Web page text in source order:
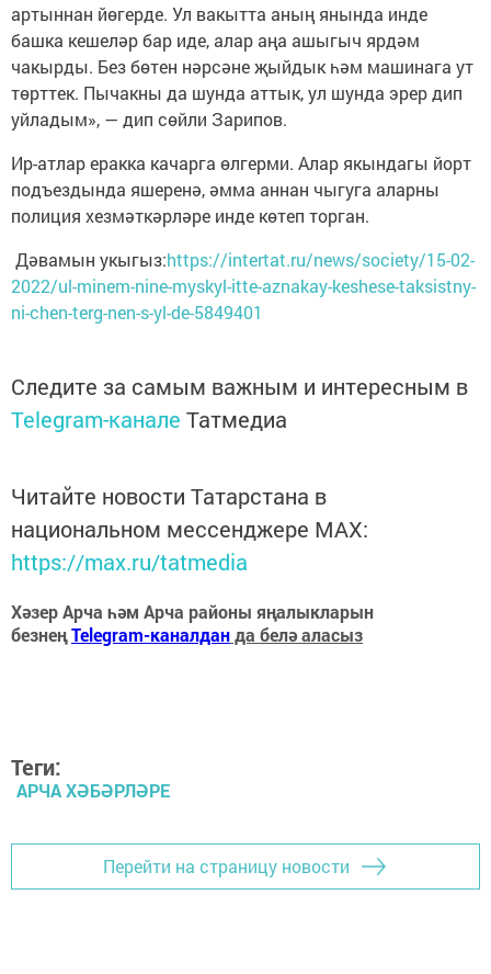
артыннан йөгерде. Ул вакытта аның янында инде
башка кешеләр бар иде, алар аңа ашыгыч ярдәм
чакырды. Без бөтен нәрсәне җыйдык һәм машинага ут
төрттек. Пычакны да шунда аттык, ул шунда эрер дип
уйладым», — дип сөйли Зарипов.
Ир-атлар еракка качарга өлгерми. Алар якындагы йорт
подъездында яшеренә, әмма аннан чыгуга аларны
полиция хезмәткәрләре инде көтеп торган.
Дәвамын укыгыз:https://intertat.ru/news/society/15-02-
2022/ul-minem-nine-myskyl-itte-aznakay-keshese-taksistny-
ni-chen-terg-nen-s-yl-de-5849401
Следите за самым важным и интересным в
Telegram-канале Татмедиа
Читайте новости Татарстана в
национальном мессенджере MАХ:
https://max.ru/tatmedia
Хәзер Арча һәм Арча районы яңалыкларын
безнеңTelegram-каналданда белә аласыз
Теги:
АРЧА ХӘБӘРЛӘРЕ
Перейти на страницу новости